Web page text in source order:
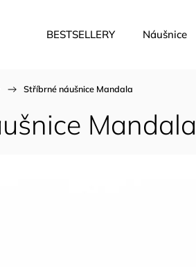
BESTSELLERY Náušnice
/ Stříbrné náušnice Mandala
Mandala